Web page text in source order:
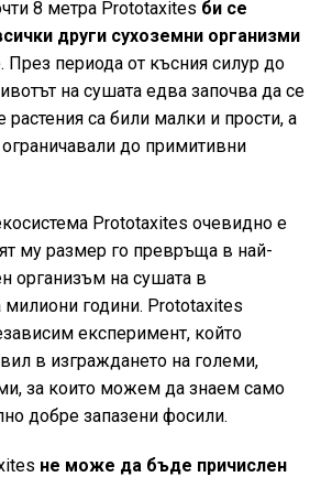
8 метра Prototaxites би се
други сухоземни организми
През периода от късния силур до
на сушата едва започва да се
растения са били малки и прости, а
до примитивни
Prototaxites очевидно е
му размер го превръща в най-
организъм на сушата в
години. Prototaxites
експеримент, който
в изграждането на големи,
за които можем да знаем само
добре запазени фосили.
не може да бъде причислен